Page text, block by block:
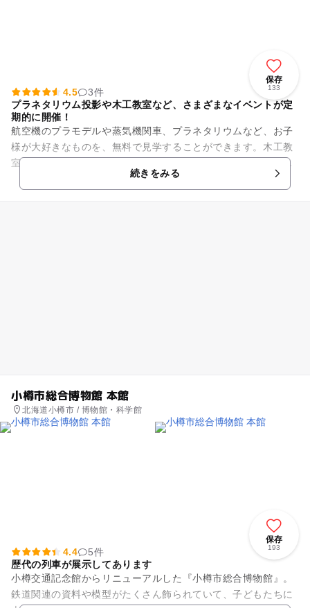
保存
133
4.5
3件
プラネタリウム投影や木工教室など、さまざまなイベントが定
期的に開催！
航空機のプラモデルや蒸気機関車、プラネタリウムなど、お子
様が大好きなものを、無料で見学することができます。木工教
室などの各種イベントも定期的に開催されていて、事前に申し
込むことで、親子で楽しく参...続きをみる
小樽市総合博物館 本館
北海道小樽市 / 博物館・科学館
保存
193
4.4
5件
歴代の列車が展示してあります
小樽交通記念館からリニューアルした『小樽市総合博物館』。
鉄道関連の資料や模型がたくさん飾られていて、子どもたちに